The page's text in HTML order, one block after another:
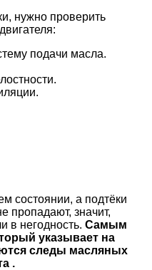
нужно проверить
подачи масла.
состоянии, а подтёки
пропадают, значит,
в негодность. Самым
указывает на
следы масляных
.